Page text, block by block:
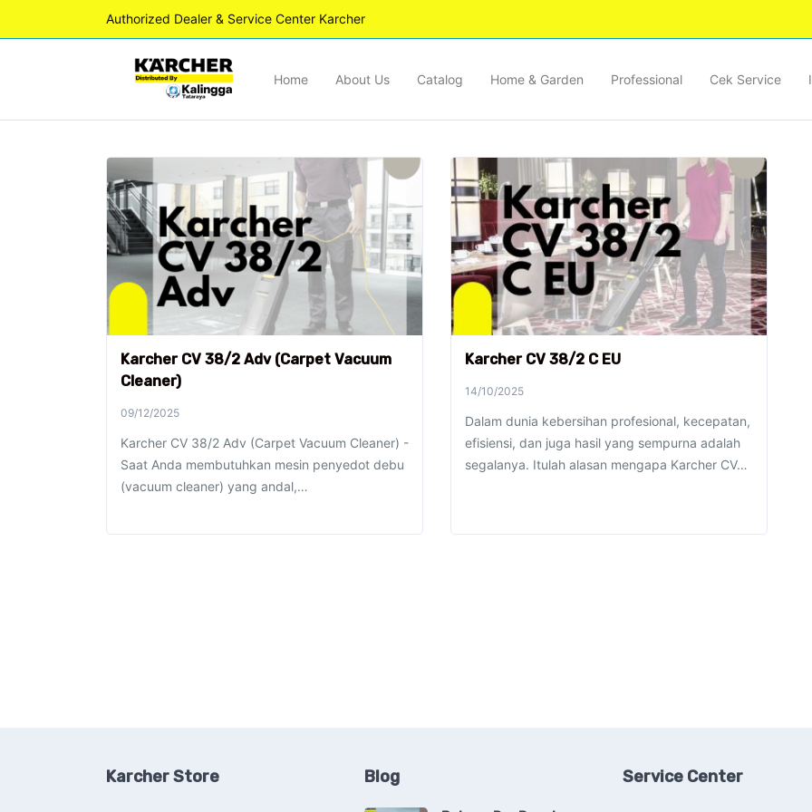
Authorized Dealer & Service Center Karcher
Home About Us Catalog Home & Garden Professional Cek Service
Karcher CV 38/2 Adv (Carpet Vacuum
Cleaner)
09/12/2025
Karcher CV 38/2 Adv (Carpet Vacuum Cleaner) -
Saat Anda membutuhkan mesin penyedot debu
(vacuum cleaner) yang andal,…
Karcher CV 38/2 C EU
14/10/2025
Dalam dunia kebersihan profesional, kecepatan,
efisiensi, dan juga hasil yang sempurna adalah
segalanya. Itulah alasan mengapa Karcher CV…
Karcher Store Blog Service Center